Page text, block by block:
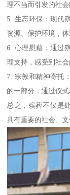
理不当而引发的社
5. 生态环保：现代
资源、保护环境，
6. 心理慰藉：通过
理支持，感受到社会
7. 宗教和精神寄托
的一部分，通过仪
总之，殡葬不仅是
具有重要的社会、文